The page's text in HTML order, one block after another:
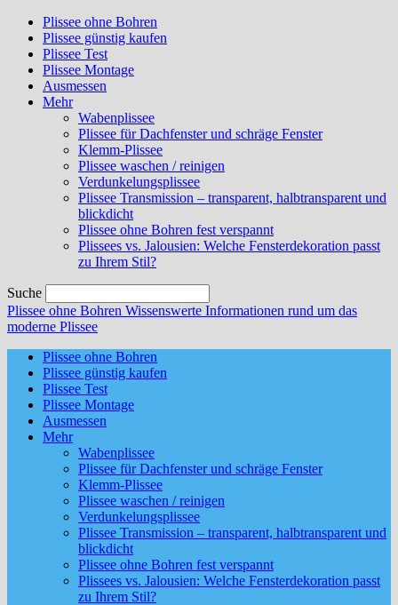
Plissee ohne Bohren
Plissee günstig kaufen
Plissee Test
Plissee Montage
Ausmessen
Mehr
Wabenplissee
Plissee für Dachfenster und schräge Fenster
Klemm-Plissee
Plissee waschen / reinigen
Verdunkelungsplissee
Plissee Transmission – transparent, halbtransparent und
blickdicht
Plissee ohne Bohren fest verspannt
Plissees vs. Jalousien: Welche Fensterdekoration passt
zu Ihrem Stil?
Suche
Plissee ohne Bohren Wissenswerte Informationen rund um das
moderne Plissee
Plissee ohne Bohren
Plissee günstig kaufen
Plissee Test
Plissee Montage
Ausmessen
Mehr
Wabenplissee
Plissee für Dachfenster und schräge Fenster
Klemm-Plissee
Plissee waschen / reinigen
Verdunkelungsplissee
Plissee Transmission – transparent, halbtransparent und
blickdicht
Plissee ohne Bohren fest verspannt
Plissees vs. Jalousien: Welche Fensterdekoration passt
zu Ihrem Stil?